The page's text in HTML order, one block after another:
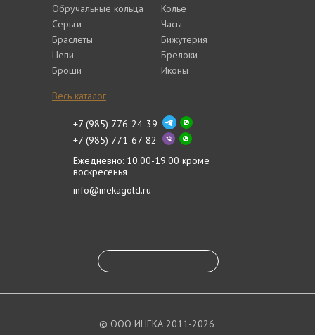
Обручальные кольца
Серьги
Браслеты
Цепи
Броши
Колье
Часы
Бижутерия
Брелоки
Иконы
Весь каталог
+7 (985) 776-24-39
+7 (985) 771-67-82
Ежедневно: 10.00-19.00 кроме
воскресенья
info@inekagold.ru
© ООО ИНЕКА 2011-2026